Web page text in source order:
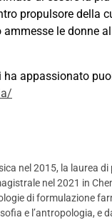
propulsore della
le donne
ha appassionato
nel 2015, la laurea
nel 2021 in
di formulazione
e l’antropologia, e